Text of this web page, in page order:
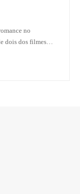
no
dois dos filmes…